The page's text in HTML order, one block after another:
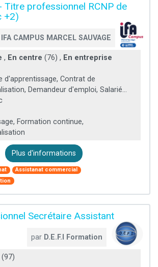
Titre professionnel RCNP de
+2)
IFA CAMPUS MARCEL SAUVAGE
, En centre (76) , En entreprise
d'apprentissage, Contrat de
Demandeur d'emploi, Salarié...
Formation continue,
Plus d'informations
Assistanat commercial
Secrétaire Assistant
par D.E.F.I Formation
(97)